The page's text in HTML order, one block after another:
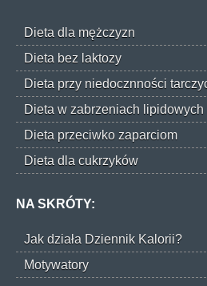
Dieta dla mężczyzn
Dieta bez laktozy
Dieta przy niedocznności
Dieta w zabrzeniach lipidowych
Dieta przeciwko zaparciom
Dieta dla cukrzyków
NA SKRÓTY:
Jak działa Dziennik Kalorii?
Motywatory